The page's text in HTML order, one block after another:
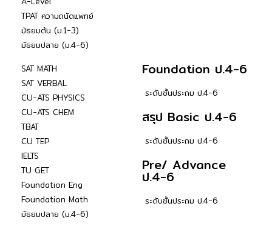
TPAT ความถนัดแพทย์
มัธยมต้น (ม.1-3)
มัธยมปลาย (ม.4-6)
SAT MATH
SAT VERBAL
CU-ATS PHYSICS
CU-ATS CHEM
TBAT
CU TEP
IELTS
TU GET
Foundation Eng
Foundation Math
มัธยมปลาย (ม.4-6)
Foundation ป.4-6
ระดับชั้นประถม ป.4-6
สรุป Basic ป.4-6
ระดับชั้นประถม ป.4-6
Pre/ Advance
ป.4-6
ระดับชั้นประถม ป.4-6